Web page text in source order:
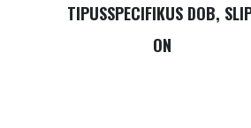
TIPUSSPECIFIKUS DOB,
ON